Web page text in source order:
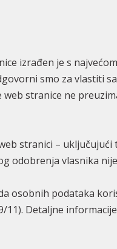
izrađen je s
smo za vlastiti
stranice ne
stranici –
odobrenja vlasnika
osobnih podataka
11). Detaljne